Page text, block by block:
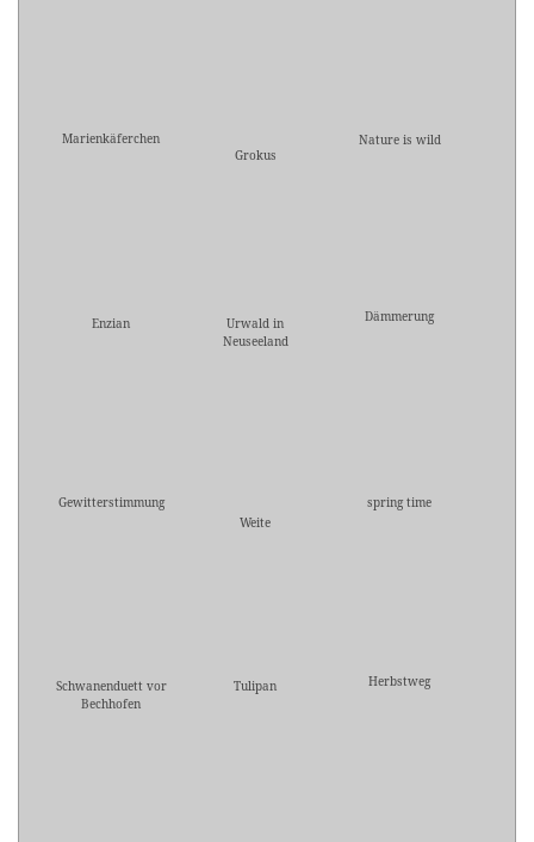
Marienkäferchen
Grokus
Nature is wild
Enzian
Urwald in
Neuseeland
Dämmerung
Gewitterstimmung
Weite
spring time
Schwanenduett vor
Bechhofen
Tulipan Herbstweg